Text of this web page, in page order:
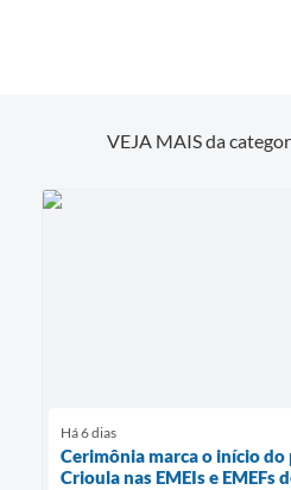
VEJA MAIS da
Há 6 dias
Cerimônia marca o início do
Crioula nas EMEIs e EMEFs